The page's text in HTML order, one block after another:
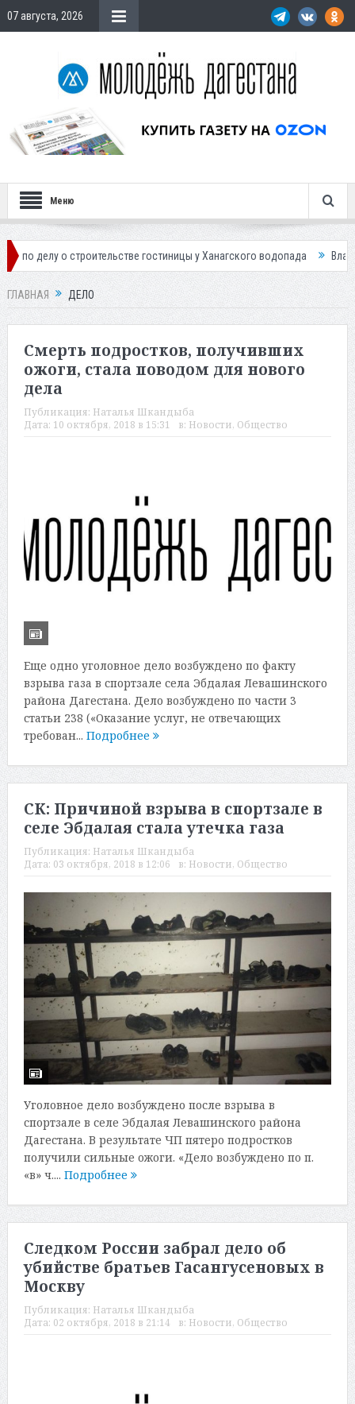
07 августа, 2026
Меню
гостиницы у Ханагского водопада Власти Махачкалы
ГЛАВНАЯ ДЕЛО
Смерть подростков, получивших
ожоги, стала поводом для нового
дела
Публикация: Наталья Шкандыба
Дата: 10 октября, 2018 в 15:31 в: Новости, Общество
Еще одно уголовное дело возбуждено по факту
взрыва газа в спортзале села Эбдалая Левашинского
района Дагестана. Дело возбуждено по части 3
статьи 238 («Оказание услуг, не отвечающих
требован... Подробнее
СК: Причиной взрыва в спортзале в
селе Эбдалая стала утечка газа
Публикация: Наталья Шкандыба
Дата: 03 октября, 2018 в 12:06 в: Новости, Общество
Уголовное дело возбуждено после взрыва в
спортзале в селе Эбдалая Левашинского района
Дагестана. В результате ЧП пятеро подростков
получили сильные ожоги. «Дело возбуждено по п.
«в» ч.... Подробнее
Следком России забрал дело об
убийстве братьев Гасангусеновых в
Москву
Публикация: Наталья Шкандыба
Дата: 02 октября, 2018 в 21:14 в: Новости, Общество